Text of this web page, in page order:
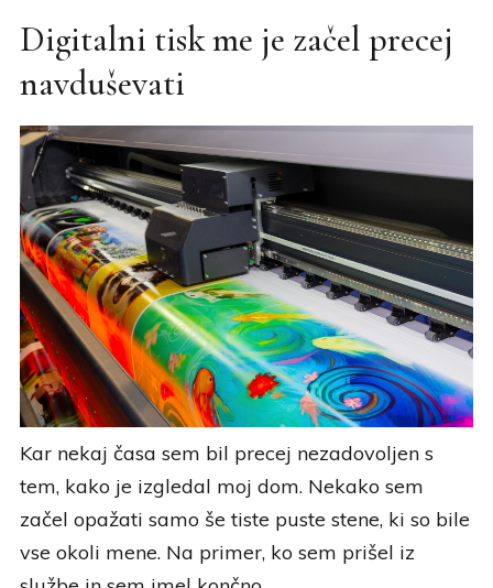
Digitalni tisk me je začel precej
navduševati
Kar nekaj časa sem bil precej nezadovoljen s
tem, kako je izgledal moj dom. Nekako sem
začel opažati samo še tiste puste stene, ki so bile
vse okoli mene. Na primer, ko sem prišel iz